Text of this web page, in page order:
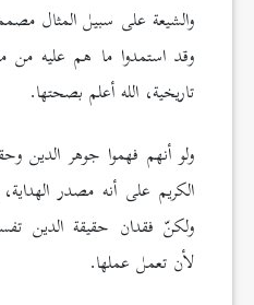
والشيعة على سبيل المثال
وقد استمدوا ما هم عليه
تاريخية، الله أعلم بصحتها.
ولو أنهم فهموا جوهر الدين
الكريم على أنه مصدر
ولكنّ فقدان حقيقة الدين
لأن تعمل عملها.